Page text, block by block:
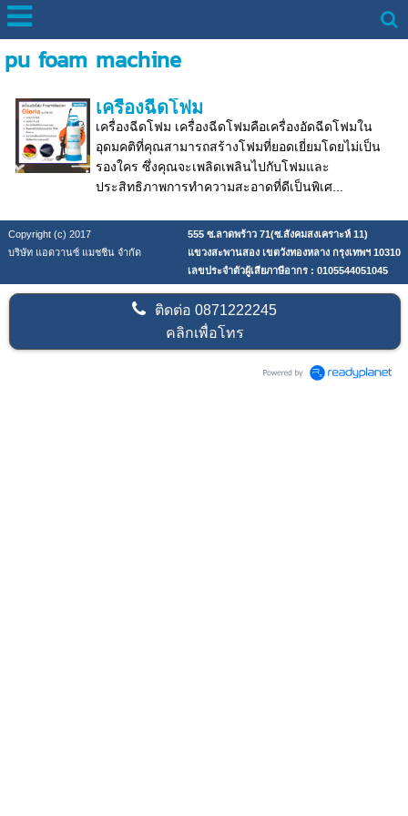
pu foam machine
เครื่องฉีดโฟม
เครื่องฉีดโฟม เครื่องฉีดโฟมคือเครื่องอัดฉีดโฟมใน
อุดมคติที่คุณสามารถสร้างโฟมที่ยอดเยี่ยมโดยไม่เป็น
รองใคร ซึ่งคุณจะเพลิดเพลินไปกับโฟมและ
ประสิทธิภาพการทำความสะอาดที่ดีเป็นพิเศ...
Copyright (c) 2017
555 ซ.ลาดพร้าว 71(ซ.สังคมสงเคราะห์ 11)
บริษัท แอดวานซ์ แมชชีน จำกัด
แขวงสะพานสอง เขตวังทองหลาง กรุงเทพฯ 10310
เลขประจำตัวผู้เสียภาษีอากร : 0105544051045
ติดต่อ0871222245
คลิกเพื่อโทร